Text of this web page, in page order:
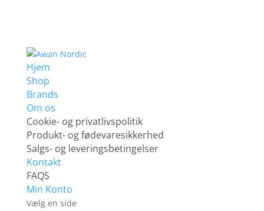
Hjem
Shop
Brands
Om os
Cookie- og privatlivspolitik
Produkt- og fødevaresikkerhed
Salgs- og leveringsbetingelser
Kontakt
FAQS
Min Konto
Vælg en side